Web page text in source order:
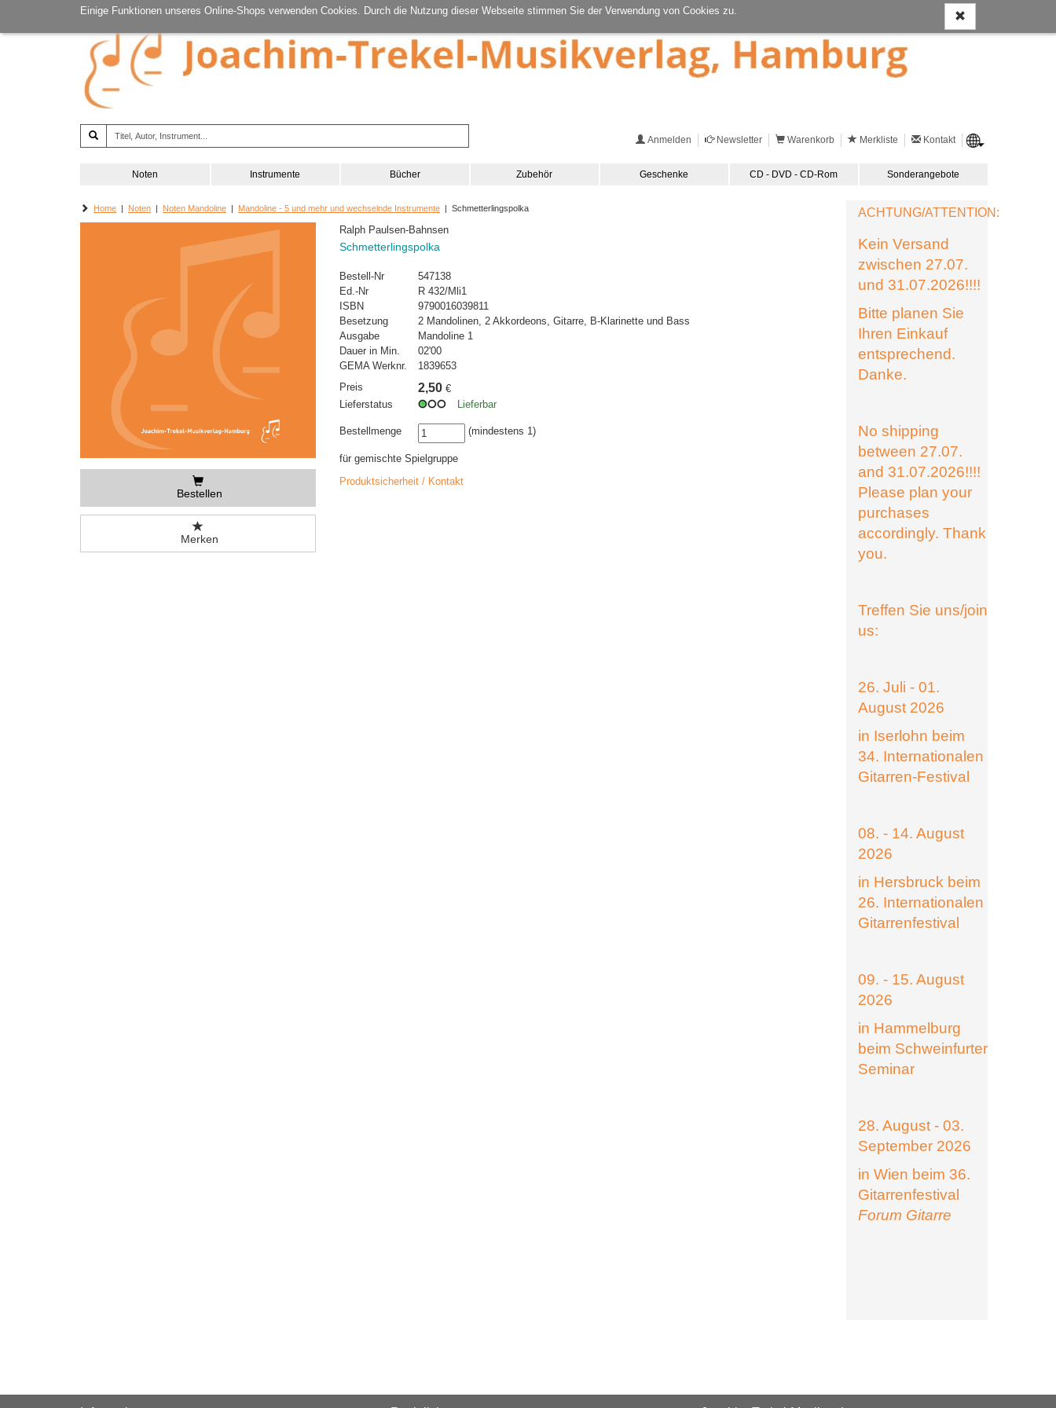
Einige Funktionen unseres Online-Shops verwenden Cookies. Durch die Nutzung dieser Webseite stimmen Sie der Verwendung von Cookies zu.
Anmelden Newsletter Warenkorb Merkliste Kontakt
Noten Instrumente Bücher Zubehör Geschenke CD - DVD - CD-Rom Sonderangebote
Home | Noten | Noten Mandoline | Mandoline - 5 und mehr und wechselnde Instrumente | Schmetterlingspolka
Bestellen
Merken
Ralph Paulsen-Bahnsen
Schmetterlingspolka
Bestell-Nr
547138
Ed.-Nr
R 432/Mli1
ISBN
9790016039811
Besetzung
2 Mandolinen, 2 Akkordeons, Gitarre, B-Klarinette und Bass
Ausgabe
Mandoline 1
Dauer in Min.
02'00
GEMA Werknr.
1839653
Preis
2,50 €
Lieferstatus
Lieferbar
Bestellmenge (mindestens 1)
für gemischte Spielgruppe
Produktsicherheit / Kontakt
ACHTUNG/ATTENTION:
Kein Versand
zwischen 27.07.
und 31.07.2026!!!!
Bitte planen Sie
Ihren Einkauf
entsprechend.
Danke.
No shipping
between 27.07.
and 31.07.2026!!!!
Please plan your
purchases
accordingly. Thank
you.
Treffen Sie uns/join
us:
26. Juli - 01.
August 2026
in Iserlohn beim
34. Internationalen
Gitarren-Festival
08. - 14. August
2026
in Hersbruck beim
26. Internationalen
Gitarrenfestival
09. - 15. August
2026
in Hammelburg
beim Schweinfurter
Seminar
28. August - 03.
September 2026
in Wien beim 36.
Gitarrenfestival
Forum Gitarre